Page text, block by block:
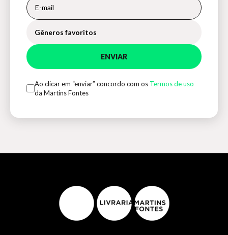
Gêneros favoritos
ENVIAR
Ao clicar em “enviar” concordo com os Termos de uso
da Martins Fontes